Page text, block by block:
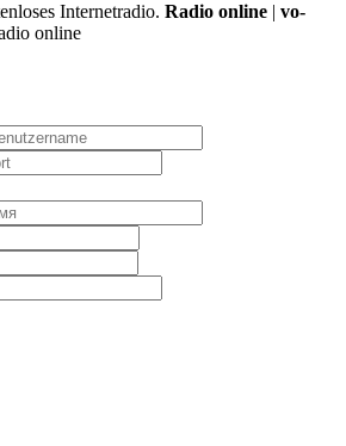
Internetradio. Radio online | vo-
online